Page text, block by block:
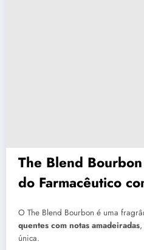
The Blend
do Farmacêutico
O The Blend Bourbon é uma
quentes com notas amadeiradas
única.